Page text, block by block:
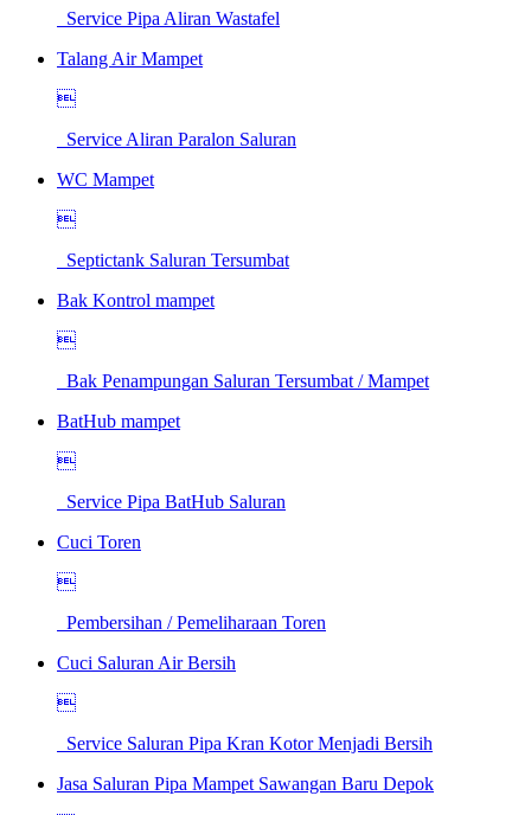
Service Pipa Aliran Wastafel
Talang Air Mampet

Service Aliran Paralon Saluran
WC Mampet

Septictank Saluran Tersumbat
Bak Kontrol mampet

Bak Penampungan Saluran Tersumbat / Mampet
BatHub mampet

Service Pipa BatHub Saluran
Cuci Toren

Pembersihan / Pemeliharaan Toren
Cuci Saluran Air Bersih

Service Saluran Pipa Kran Kotor Menjadi Bersih
Jasa Saluran Pipa Mampet Sawangan Baru Depok